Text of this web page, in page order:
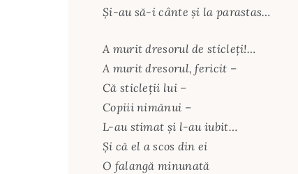
Şi-au să-i cânte şi la parastas…
A murit dresorul de sticleţi!…
A murit dresorul, fericit –
Că sticleţii lui –
Copiii nimănui –
L-au stimat şi l-au iubit…
Şi că el a scos din ei
O falangă minunată